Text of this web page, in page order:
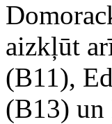
aizkļūt
(B11),
(B13) un